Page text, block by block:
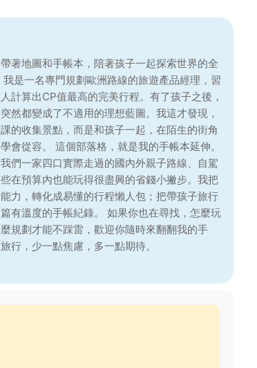
著地圖和手帳本，陪著孩子一起探索世界的全
是一名專門規劃歐洲路線的旅遊產品經理，習
計算出CP值最高的完美行程。有了孩子之後，
然都變成了不適用的理想藍圖。我這才發現，
的收集景點，而是和孩子一起，在陌生的街角
會從容。 這個部落格，就是我的手帳本延伸。
們一家四口實際走過的國內外親子路線、自駕
在預算內也能玩得很盡興的省錢小撇步。我把
力，轉化成易懂的行程懶人包；把帶孩子旅行
有溫度的手帳紀錄。 如果你也在尋找，怎麼玩
規劃才能不踩雷，歡迎你隨時來翻翻我的手
行，少一點焦慮，多一點期待。